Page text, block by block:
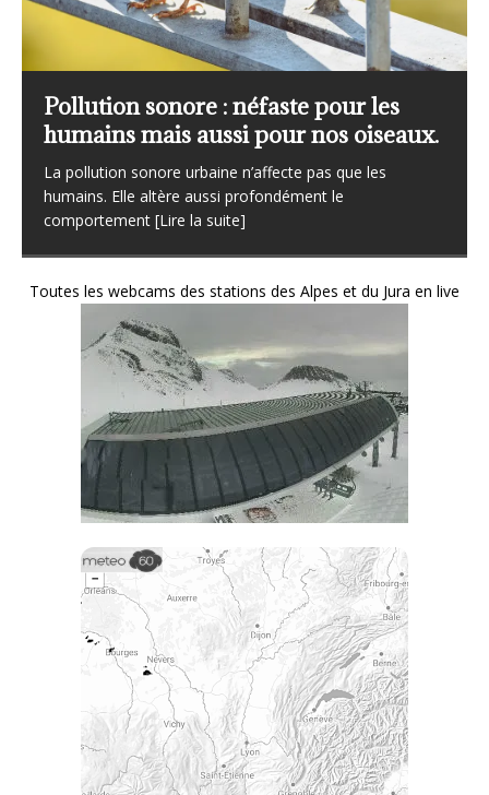
L’importance du réseau STOC (Suivi
temporel des oiseaux communs).
Le Suivi Temporel des Oiseaux Communs, plus connu
sous l’acronyme STOC, constitue aujourd’hui l’un des
[Lire la suite]
Toutes les webcams des stations des Alpes et du Jura en live